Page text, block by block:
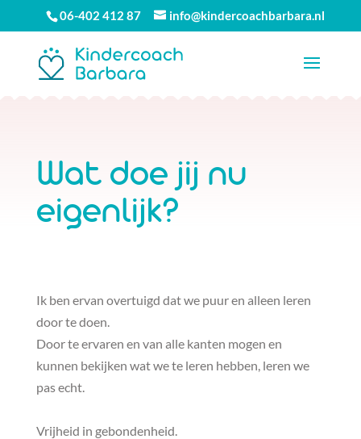
06-402 412 87 info@kindercoachbarbara.nl
Wat doe jij nu
eigenlijk?
Ik ben ervan overtuigd dat we puur en alleen leren
door te doen.
Door te ervaren en van alle kanten mogen en
kunnen bekijken wat we te leren hebben, leren we
pas echt.
Vrijheid in gebondenheid.